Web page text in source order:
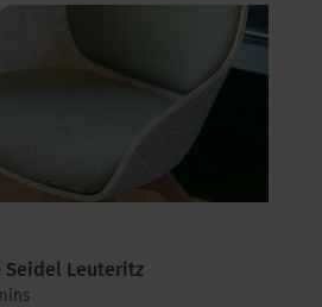
Seidel Leuteritz